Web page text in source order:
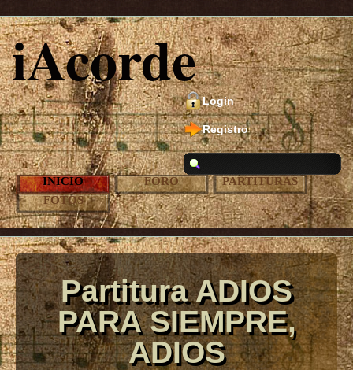
iAcorde
Login
Registro
INICIO FORO
PARTITURAS
FOTOS
Partitura ADIOS
PARA SIEMPRE,
ADIOS